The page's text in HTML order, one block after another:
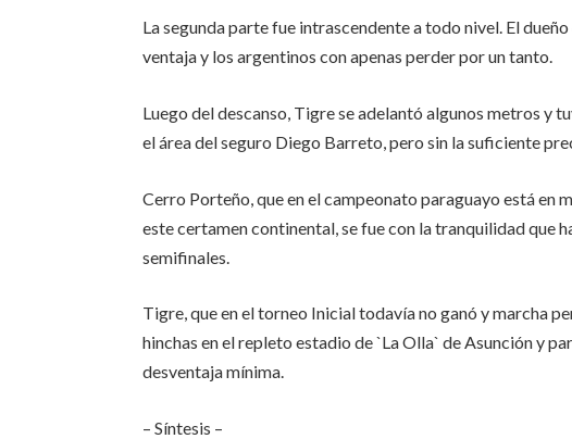
La segunda parte fue intrascendente a todo nivel. El
ventaja y los argentinos con apenas perder por un tanto.
Luego del descanso, Tigre se adelantó algunos metros y
el área del seguro Diego Barreto, pero sin la suficiente
Cerro Porteño, que en el campeonato paraguayo está en
este certamen continental, se fue con la tranquilidad que
semifinales.
Tigre, que en el torneo Inicial todavía no ganó y marcha
hinchas en el repleto estadio de `La Olla` de Asunción y
desventaja mínima.
– Síntesis –